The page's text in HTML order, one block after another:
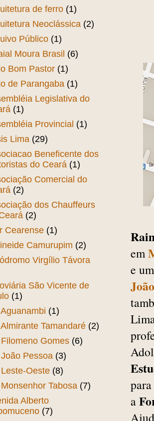
em
e
a
de ferro (1)
Neoclássica (2)
Público (1)
Moura Brasil (6)
Bom Pastor (1)
de Parangaba (1)
Legislativa do
(1)
Provincial (1)
Lima (29)
Beneficente dos
do Ceará (1)
Comercial do
(2)
dos Chauffeurs
(2)
Cearense (1)
Camurupim (2)
Virgílio Távora
São Vicente de
(1)
(1)
Tamandaré (2)
Gomes (6)
Pessoa (3)
Oeste (8)
Tabosa (7)
Alberto
(7)